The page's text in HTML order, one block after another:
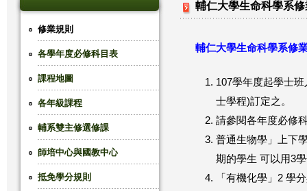
修業規則
各學年度必修科目表
課程地圖
各年級課程
輔系雙主修選修課
師培中心與國教中心
抵免學分規則
輔仁大學生命科學系
輔仁大學生命科學系修
107學年度起學士
士學程)訂定之。
請參閱各年度必修
普通生物學」上下
期的學生 可以用3
「有機化學」2 學